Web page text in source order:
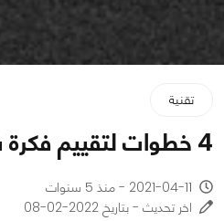
تقنية
4 خطوات لتقييم فكرة شركتك الناشئة!
2021-04-11 - منذ 5 سنوات
اخر تحديث - بتاريخ 2022-02-08